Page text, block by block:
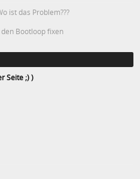
ist das Problem???
Bootloop fixen
Seite ;) )